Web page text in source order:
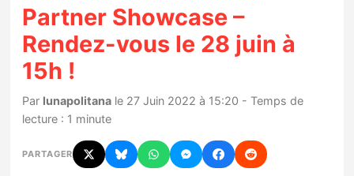
Jeux
Hardware
Mises à jour
Chiffres de ventes
Partner Showcase –
Rendez-vous le 28 juin à
15h !
Par lunapolitana le 27 Juin 2022 à 15:20 - Temps de
lecture : 1 minute
PARTAGER